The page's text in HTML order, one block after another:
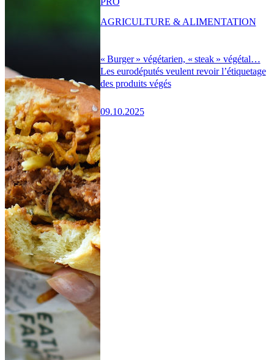
« Burger » végétarien, « steak » végétal…
Les eurodéputés veulent revoir l’étiquetage
des produits végés
09.10.2025
AGRICULTURE & ALIMENTATION